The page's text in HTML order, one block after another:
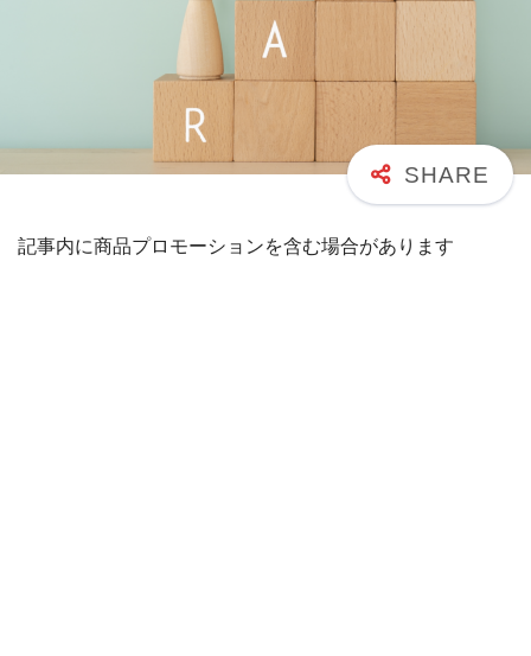
記事内に商品プロモーションを含む場合があります